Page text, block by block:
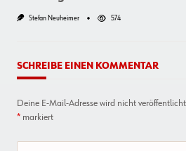
Stefan Neuheimer 574
SCHREIBE EINEN KOMMENTAR
Deine E-Mail-Adresse wird nicht
* markiert